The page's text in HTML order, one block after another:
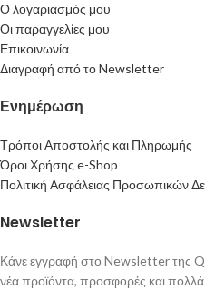
Ο λογαριασμός μου
Οι παραγγελίες μου
Επικοινωνία
Διαγραφή από το Newsletter
Ενημέρωση
Τρόποι Αποστολής και Πληρωμής
Όροι Χρήσης e-Shop
Πολιτική Ασφάλειας Προσωπικών
Newsletter
Κάνε εγγραφή στο Newsletter της
νέα προϊόντα, προσφορές και